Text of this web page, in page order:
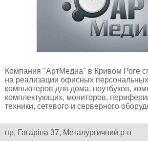
Компания "АртМедиа" в Кривом Роге
на реализации офисных
компьютеров для дома, ноутбуков,
комплектующих, мониторов,
техники, сетевого и серверного
пр. Гагаріна 37, Металургичний р-н